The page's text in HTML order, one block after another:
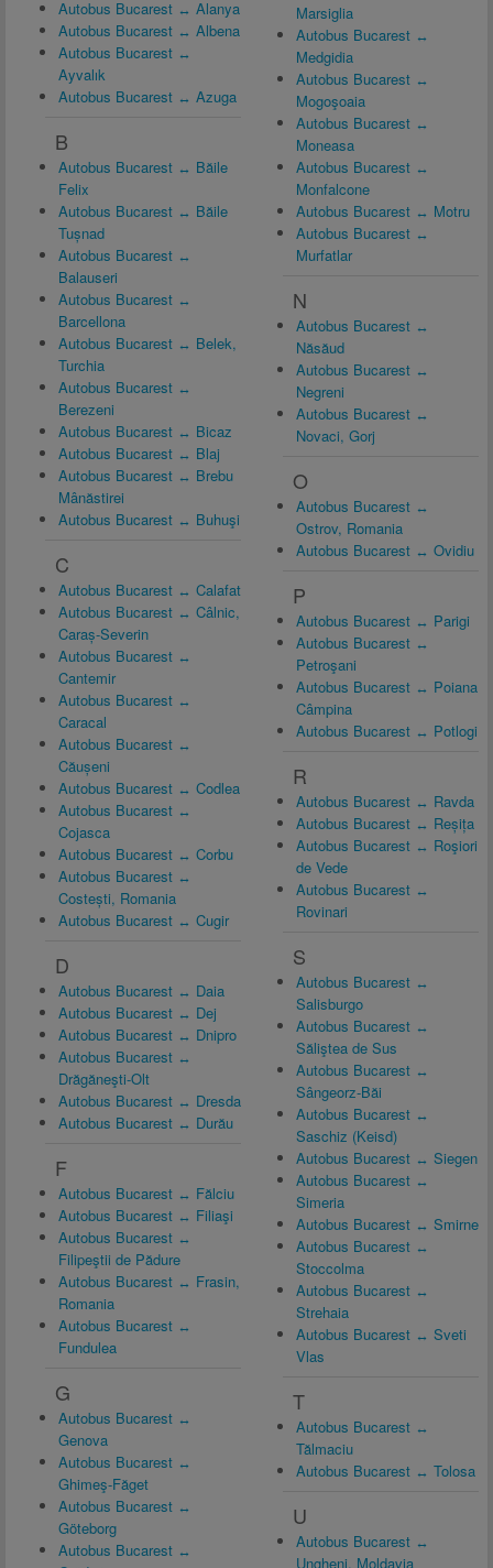
Autobus Bucarest ↔ Alanya
Autobus Bucarest ↔ Albena
Autobus Bucarest ↔
Ayvalık
Autobus Bucarest ↔ Azuga
B
Autobus Bucarest ↔ Băile
Felix
Autobus Bucarest ↔ Băile
Tușnad
Autobus Bucarest ↔
Balauseri
Autobus Bucarest ↔
Barcellona
Autobus Bucarest ↔ Belek,
Turchia
Autobus Bucarest ↔
Berezeni
Autobus Bucarest ↔ Bicaz
Autobus Bucarest ↔ Blaj
Autobus Bucarest ↔ Brebu
Mânăstirei
Autobus Bucarest ↔ Buhuşi
C
Autobus Bucarest ↔ Calafat
Autobus Bucarest ↔ Câlnic,
Caraș-Severin
Autobus Bucarest ↔
Cantemir
Autobus Bucarest ↔
Caracal
Autobus Bucarest ↔
Căușeni
Autobus Bucarest ↔ Codlea
Autobus Bucarest ↔
Cojasca
Autobus Bucarest ↔ Corbu
Autobus Bucarest ↔
Costești, Romania
Autobus Bucarest ↔ Cugir
D
Autobus Bucarest ↔ Daia
Autobus Bucarest ↔ Dej
Autobus Bucarest ↔ Dnipro
Autobus Bucarest ↔
Drăgăneşti-Olt
Autobus Bucarest ↔ Dresda
Autobus Bucarest ↔ Durău
F
Autobus Bucarest ↔ Fălciu
Autobus Bucarest ↔ Filiaşi
Autobus Bucarest ↔
Filipeştii de Pădure
Autobus Bucarest ↔ Frasin,
Romania
Autobus Bucarest ↔
Fundulea
G
Autobus Bucarest ↔
Genova
Autobus Bucarest ↔
Ghimeş-Făget
Autobus Bucarest ↔
Göteborg
Autobus Bucarest ↔
Marsiglia
Autobus Bucarest ↔
Medgidia
Autobus Bucarest ↔
Mogoşoaia
Autobus Bucarest ↔
Moneasa
Autobus Bucarest ↔
Monfalcone
Autobus Bucarest ↔ Motru
Autobus Bucarest ↔
Murfatlar
N
Autobus Bucarest ↔
Năsăud
Autobus Bucarest ↔
Negreni
Autobus Bucarest ↔
Novaci, Gorj
O
Autobus Bucarest ↔
Ostrov, Romania
Autobus Bucarest ↔ Ovidiu
P
Autobus Bucarest ↔ Parigi
Autobus Bucarest ↔
Petroşani
Autobus Bucarest ↔ Poiana
Câmpina
Autobus Bucarest ↔ Potlogi
R
Autobus Bucarest ↔ Ravda
Autobus Bucarest ↔ Reșița
Autobus Bucarest ↔ Roşiori
de Vede
Autobus Bucarest ↔
Rovinari
S
Autobus Bucarest ↔
Salisburgo
Autobus Bucarest ↔
Săliştea de Sus
Autobus Bucarest ↔
Sângeorz-Băi
Autobus Bucarest ↔
Saschiz (Keisd)
Autobus Bucarest ↔ Siegen
Autobus Bucarest ↔
Simeria
Autobus Bucarest ↔ Smirne
Autobus Bucarest ↔
Stoccolma
Autobus Bucarest ↔
Strehaia
Autobus Bucarest ↔ Sveti
Vlas
T
Autobus Bucarest ↔
Tălmaciu
Autobus Bucarest ↔ Tolosa
U
Autobus Bucarest ↔
Ungheni, Moldavia